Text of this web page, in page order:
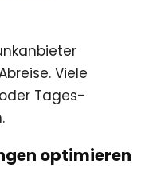
Viele
Tages-
optimieren